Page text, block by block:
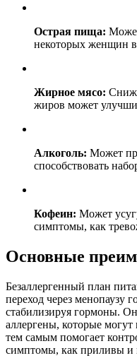
Острая пища:
некоторых женщин
Жирное мясо:
жиров может
Алкоголь: Может
способствовать
Кофеин: Может
симптомы, как
Основные
Безаллергенный план
переход через менопаузу
стабилизируя гормоны.
аллергены, которые
тем самым помогает
симптомы, как приливы и